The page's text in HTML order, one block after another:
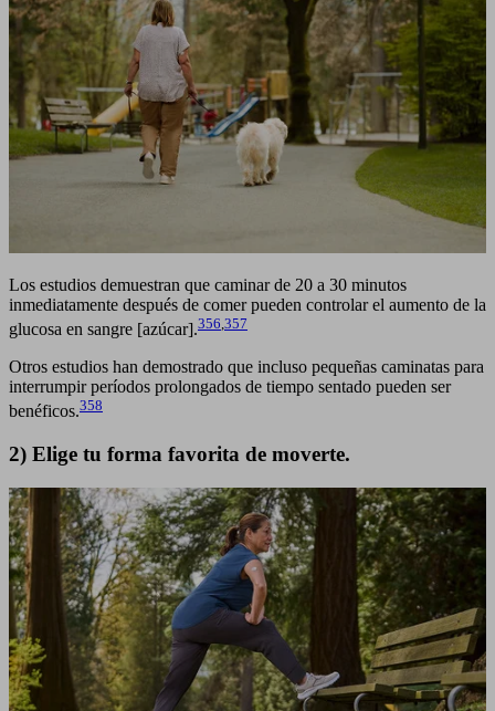
Los estudios demuestran que caminar de 20 a 30 minutos
inmediatamente después de comer pueden controlar el aumento de la
glucosa en sangre [azúcar].356 357
Otros estudios han demostrado que incluso pequeñas caminatas para
interrumpir períodos prolongados de tiempo sentado pueden ser
benéficos.358
2) Elige tu forma favorita de moverte.